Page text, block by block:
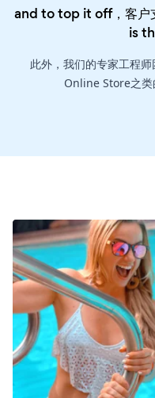
and to top it off，客户
is
此外，我们的专家工程
Online Store之类